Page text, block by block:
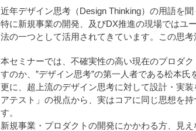
近年デザイン思考（Design Thinking）の用語を聞
特に新規事業の開発、及びDX推進の現場ではユ
法の一つとして活用されてきています。この思
本セミナーでは、不確実性の高い現在のプロダ
すのか、”デザイン思考”の第一人者である松本氏
更に、超上流のデザイン思考に対して設計・実
アテスト」の視点から、実はコアに同じ思想を
す。
新規事業・プロダクトの開発にかかわる方、見